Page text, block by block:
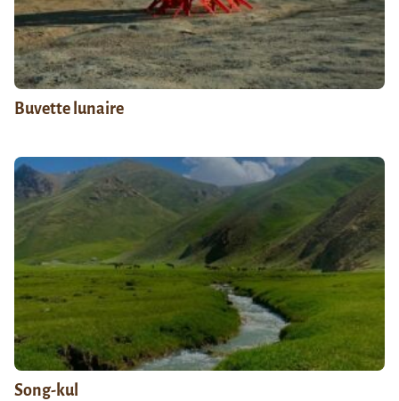
Buvette lunaire
Song-kul